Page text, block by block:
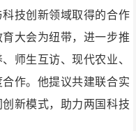
技创新领域取得的合作
大会为纽带，进一步推
师生互访、现代农业、
作。他提议共建联合实
新模式，助力两国科技